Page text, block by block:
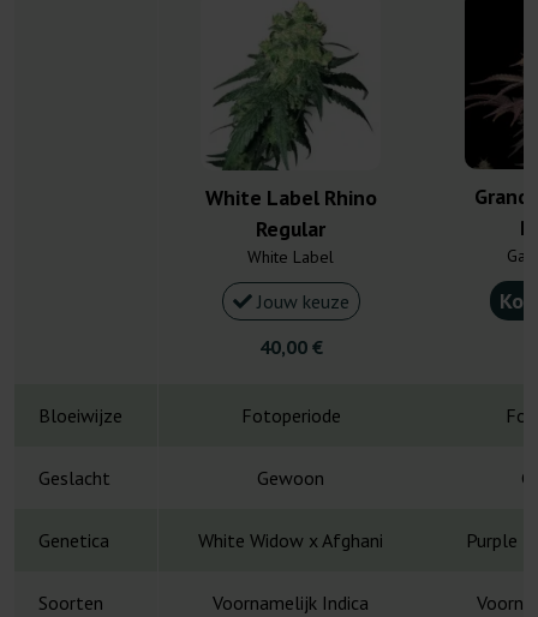
White Label Rhino
Regular
White Label
Jouw keuze
40,00 €
Bloeiwijze Fotoperiode
Geslacht Gewoon
Genetica White Widow x Afghani Purple
Soorten Voornamelijk Indica